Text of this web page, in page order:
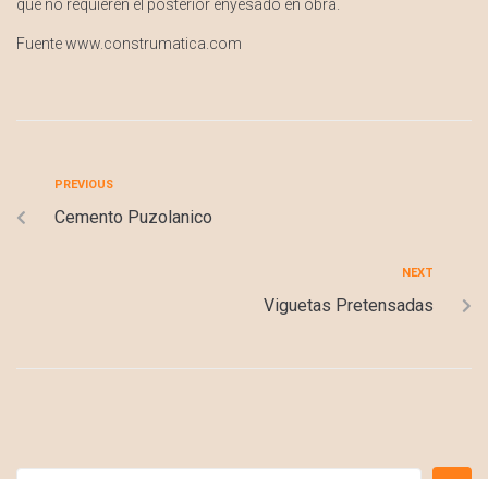
que no requieren el posterior enyesado en obra.
Fuente www.construmatica.com
PREVIOUS
Cemento Puzolanico
NEXT
Viguetas Pretensadas